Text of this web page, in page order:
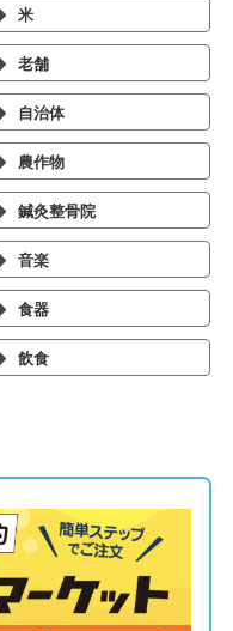
米
老舗
自治体
農作物
鍼灸整骨院
音楽
食器
飲食